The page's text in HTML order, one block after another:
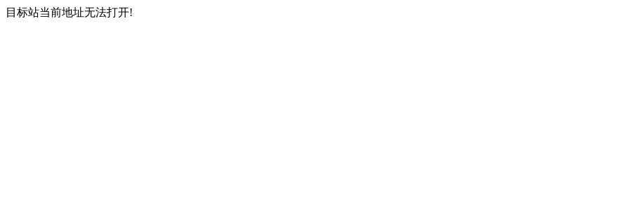
目标站当前地址无法打开!